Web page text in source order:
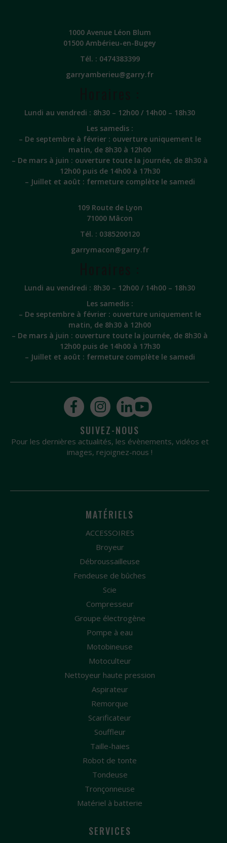
1000 Avenue Léon Blum
01500 Ambérieu-en-Bugey
Tél. : 0474383399
garryamberieu@garry.fr
Lundi au vendredi : 8h30 – 12h00 / 14h00 – 18h30
Les samedis :
– De septembre à février : ouverture uniquement le
matin, de 8h30 à 12h00
– De mars à juin : ouverture toute la journée, de 8h30 à
12h00 puis de 14h00 à 17h30
– Juillet et août : fermeture complète le samedi
109 Route de Lyon
71000 Mâcon
Tél. : 0385200120
garrymacon@garry.fr
Lundi au vendredi : 8h30 – 12h00 / 14h00 – 18h30
Les samedis :
– De septembre à février : ouverture uniquement le
matin, de 8h30 à 12h00
– De mars à juin : ouverture toute la journée, de 8h30 à
12h00 puis de 14h00 à 17h30
– Juillet et août : fermeture complète le samedi
SUIVEZ-NOUS
Pour les dernières actualités, les évènements, vidéos et
images, rejoignez-nous !
MATÉRIELS
ACCESSOIRES
Broyeur
Débroussailleuse
Fendeuse de bûches
Scie
Compresseur
Groupe électrogène
Pompe à eau
Motobineuse
Motoculteur
Nettoyeur haute pression
Aspirateur
Remorque
Scarificateur
Souffleur
Taille-haies
Robot de tonte
Tondeuse
Tronçonneuse
Matériel à batterie
SERVICES